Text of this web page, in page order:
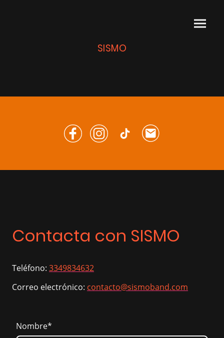
SISMO
Contacta con SISMO
Teléfono: 3349834632
Correo electrónico: contacto@sismoband.com
Nombre*